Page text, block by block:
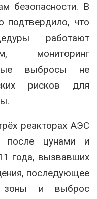
безопасности. В
подтвердило, что
работают
мониторинг
выбросы не
рисков для
.
реакторах АЭС
после цунами и
года, вызвавших
последующее
зоны и выброс